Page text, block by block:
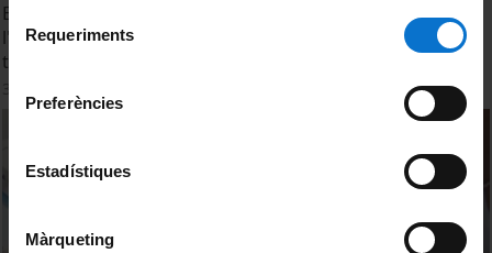
consultar laPolítica de galetes del lloc web de la
Selecció
de Requeriments
Preferències
Estadístiques
Màrqueting
Els Sistemes Personalitzats de Dosificació com a eina en
l'atenció farmacèutica per a la millora de l'adherència al
tractament i l'èxit terapèutic